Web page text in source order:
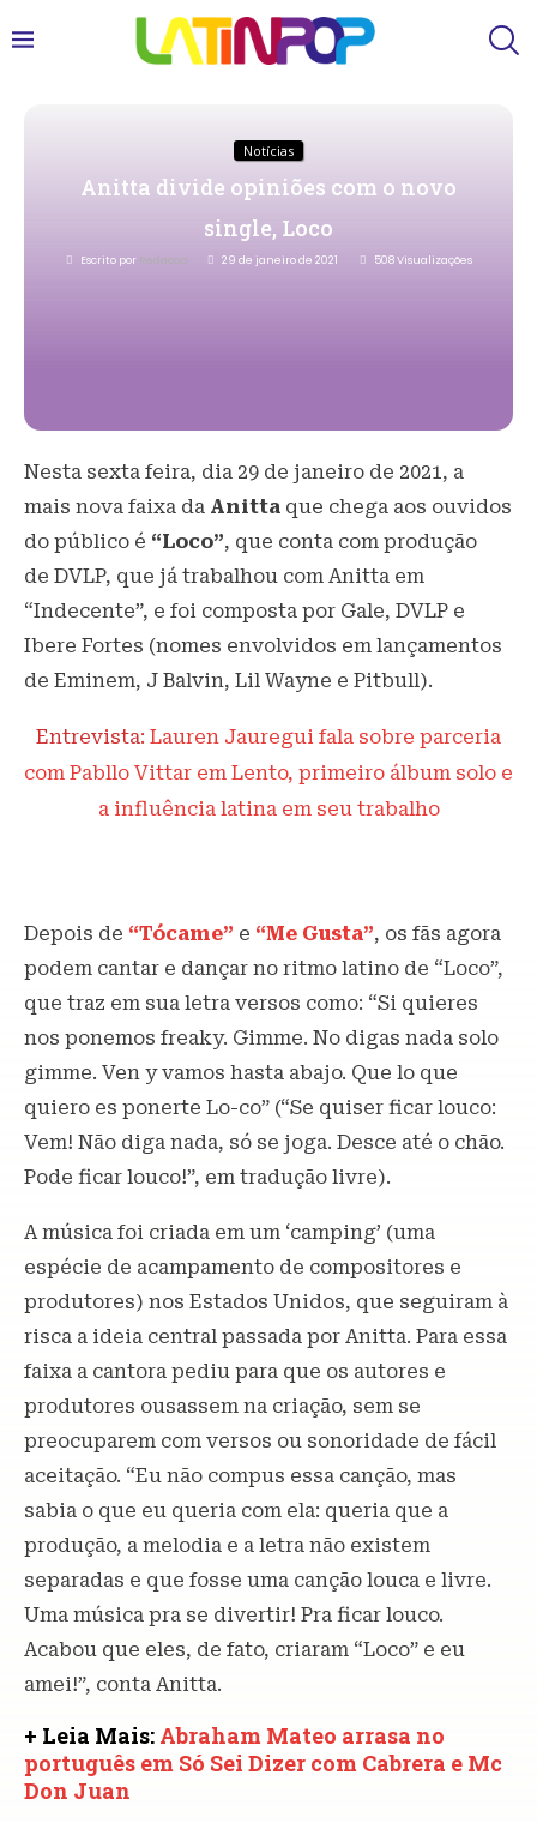
Notícias
Anitta divide opiniões com o novo
single, Loco
Escrito por Redacao 29 de janeiro de 2021 508Visualizações
Nesta sexta feira, dia 29 de janeiro de 2021, a
mais nova faixa da Anitta que chega aos ouvidos
do público é “Loco”, que conta com produção
de DVLP, que já trabalhou com Anitta em
“Indecente”, e foi composta por Gale, DVLP e
Ibere Fortes (nomes envolvidos em lançamentos
de Eminem, J Balvin, Lil Wayne e Pitbull).
Entrevista: Lauren Jauregui fala sobre parceria
com Pabllo Vittar em Lento, primeiro álbum solo e
a influência latina em seu trabalho
Depois de “Tócame” e “Me Gusta”, os fãs agora
podem cantar e dançar no ritmo latino de “Loco”,
que traz em sua letra versos como: “Si quieres
nos ponemos freaky. Gimme. No digas nada solo
gimme. Ven y vamos hasta abajo. Que lo que
quiero es ponerte Lo-co” (“Se quiser ficar louco:
Vem! Não diga nada, só se joga. Desce até o chão.
Pode ficar louco!”, em tradução livre).
A música foi criada em um ‘camping’ (uma
espécie de acampamento de compositores e
produtores) nos Estados Unidos, que seguiram à
risca a ideia central passada por Anitta. Para essa
faixa a cantora pediu para que os autores e
produtores ousassem na criação, sem se
preocuparem com versos ou sonoridade de fácil
aceitação. “Eu não compus essa canção, mas
sabia o que eu queria com ela: queria que a
produção, a melodia e a letra não existem
separadas e que fosse uma canção louca e livre.
Uma música pra se divertir! Pra ficar louco.
Acabou que eles, de fato, criaram “Loco” e eu
amei!”, conta Anitta.
+ Leia Mais: Abraham Mateo arrasa no
português em Só Sei Dizer com Cabrera e Mc
Don Juan